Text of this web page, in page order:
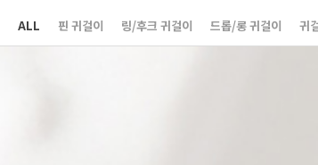
ALL 핀 귀걸이 링/후크 귀걸이 드롭/롱 귀걸이 귀